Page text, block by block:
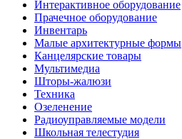
Интерактивное оборудование
Прачечное оборудование
Инвентарь
Малые архитектурные формы
Канцелярские товары
Мультимедиа
Шторы-жалюзи
Техника
Озеленение
Радиоуправляемые модели
Школьная телестудия